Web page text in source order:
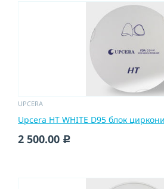
UPCERA
Upcera HT WHITE D95 блок
2 500.00 c